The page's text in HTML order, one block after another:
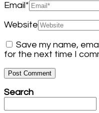
Email *
Website
Save my name,
for the next time I
Search